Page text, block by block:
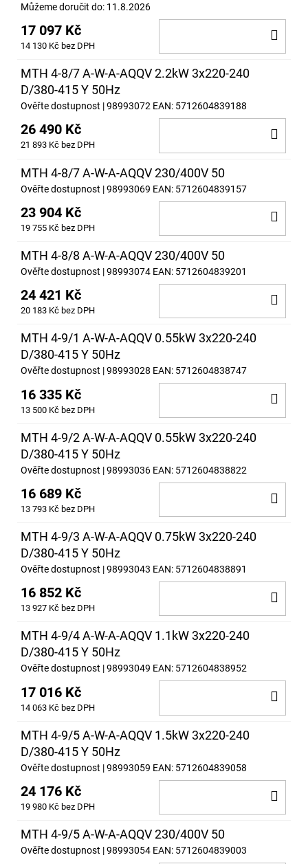
Můžeme doručit do: 11.8.2026
17 097 Kč
14 130 Kč bez DPH
MTH 4-8/7 A-W-A-AQQV 2.2kW 3x220-240
D/380-415 Y 50Hz
Ověřte dostupnost | 98993072 EAN: 5712604839188
26 490 Kč
21 893 Kč bez DPH
MTH 4-8/7 A-W-A-AQQV 230/400V 50
Ověřte dostupnost | 98993069 EAN: 5712604839157
23 904 Kč
19 755 Kč bez DPH
MTH 4-8/8 A-W-A-AQQV 230/400V 50
Ověřte dostupnost | 98993074 EAN: 5712604839201
24 421 Kč
20 183 Kč bez DPH
MTH 4-9/1 A-W-A-AQQV 0.55kW 3x220-240
D/380-415 Y 50Hz
Ověřte dostupnost | 98993028 EAN: 5712604838747
16 335 Kč
13 500 Kč bez DPH
MTH 4-9/2 A-W-A-AQQV 0.55kW 3x220-240
D/380-415 Y 50Hz
Ověřte dostupnost | 98993036 EAN: 5712604838822
16 689 Kč
13 793 Kč bez DPH
MTH 4-9/3 A-W-A-AQQV 0.75kW 3x220-240
D/380-415 Y 50Hz
Ověřte dostupnost | 98993043 EAN: 5712604838891
16 852 Kč
13 927 Kč bez DPH
MTH 4-9/4 A-W-A-AQQV 1.1kW 3x220-240
D/380-415 Y 50Hz
Ověřte dostupnost | 98993049 EAN: 5712604838952
17 016 Kč
14 063 Kč bez DPH
MTH 4-9/5 A-W-A-AQQV 1.5kW 3x220-240
D/380-415 Y 50Hz
Ověřte dostupnost | 98993059 EAN: 5712604839058
24 176 Kč
19 980 Kč bez DPH
MTH 4-9/5 A-W-A-AQQV 230/400V 50
Ověřte dostupnost | 98993054 EAN: 5712604839003